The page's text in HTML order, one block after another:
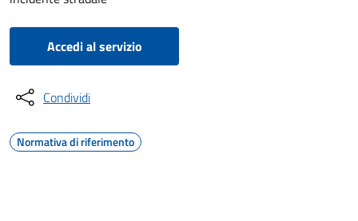
Accedi al servizio
Condividi
Normativa di riferimento